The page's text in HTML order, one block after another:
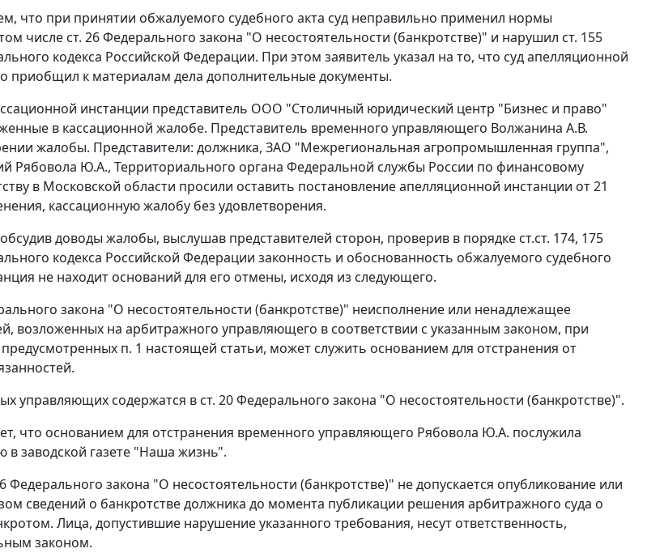
что при принятии обжалуемого судебного акта суд неправильно применил нормы
числе ст. 26Федерального закона "О несостоятельности (банкротстве)" и нарушил ст. 155
кодекса Российской Федерации. При этом заявитель указал на то, что суд апелляционной
приобщил к материалам дела дополнительные документы.
инстанции представитель ООО "Столичный юридический центр "Бизнес и право"
в кассационной жалобе. Представитель временного управляющего Волжанина А.В.
жалобы. Представители: должника, ЗАО "Межрегиональная агропромышленная группа",
Рябовола Ю.А., Территориального органа Федеральной службы России по финансовому
в Московской области просили оставить постановление апелляционной инстанции от 21
кассационную жалобу без удовлетворения.
доводы жалобы, выслушав представителей сторон, проверив в порядке ст.ст. 174, 175
кодекса Российской Федерации законность и обоснованность обжалуемого судебного
не находит оснований для его отмены, исходя из следующего.
закона "О несостоятельности (банкротстве)" неисполнение или ненадлежащее
возложенных на арбитражного управляющего в соответствии с указанным законом, при
предусмотренных п. 1 настоящей статьи, может служить основанием для отстранения от
управляющих содержатся в ст. 20Федерального закона "О несостоятельности (банкротстве)".
что основанием для отстранения временного управляющего Рябовола Ю.А. послужила
в заводской газете "Наша жизнь".
Федерального закона "О несостоятельности (банкротстве)" не допускается опубликование или
сведений о банкротстве должника до момента публикации решения арбитражного суда о
Лица, допустившие нарушение указанного требования, несут ответственность,
законом.